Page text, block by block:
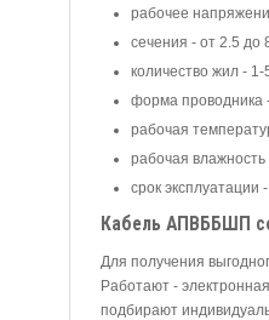
рабочее
сечения - от 2.5 до
количество жил - 1-
форма проводника
рабочая
рабочая влажность
срок эксплуатации
Кабель АПВББШП
Для получения
Работают -
подбирают